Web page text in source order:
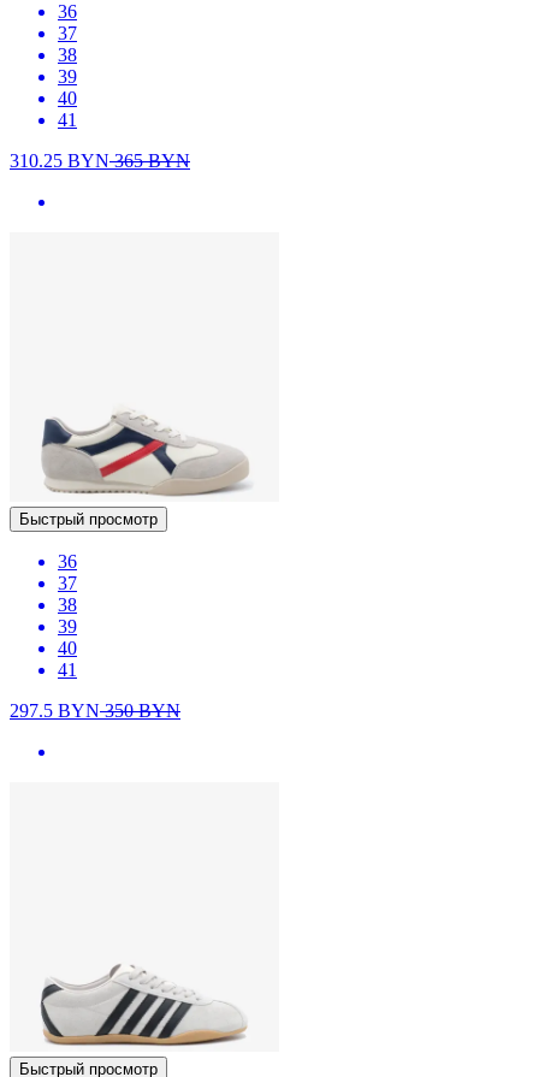
36
37
38
39
40
41
310.25 BYN365BYN
Быстрый просмотр
36
37
38
39
40
41
297.5 BYN350BYN
Быстрый просмотр